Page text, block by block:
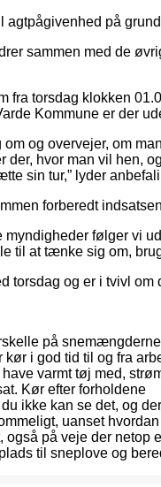
agtpågivenhed på
sammen med de
fra torsdag klokken
Kommune er der
og overvejer, om
der, hvor man vil hen,
sin tur,” lyder
forberedt
myndigheder følger vi
til at tænke sig om,
torsdag og er i tvivl
på
i god tid til og fra
varmt tøj med,
Kør efter forholdene
ikke kan se det, og
uanset
også på veje der netop
til sneplove og